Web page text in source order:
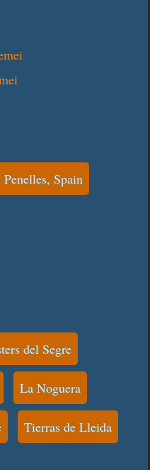
Spain
del Segre
La Noguera
Tierras de Lleida